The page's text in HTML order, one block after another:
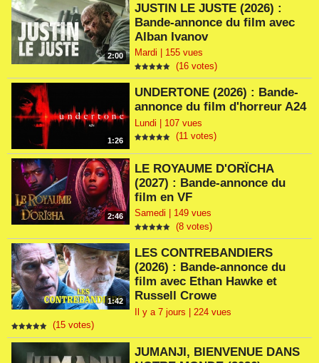
2:00
JUSTIN LE JUSTE (2026) :
Bande-annonce du film avec
Alban Ivanov
Mardi | 155 vues
(16 votes)
1:26
UNDERTONE (2026) : Bande-
annonce du film d'horreur A24
Lundi | 107 vues
(11 votes)
2:46
LE ROYAUME D'ORÏCHA
(2027) : Bande-annonce du
film en VF
Samedi | 149 vues
(8 votes)
1:42
LES CONTREBANDIERS
(2026) : Bande-annonce du
film avec Ethan Hawke et
Russell Crowe
Il y a 7 jours | 224 vues
(15 votes)
JUMANJI, BIENVENUE DANS